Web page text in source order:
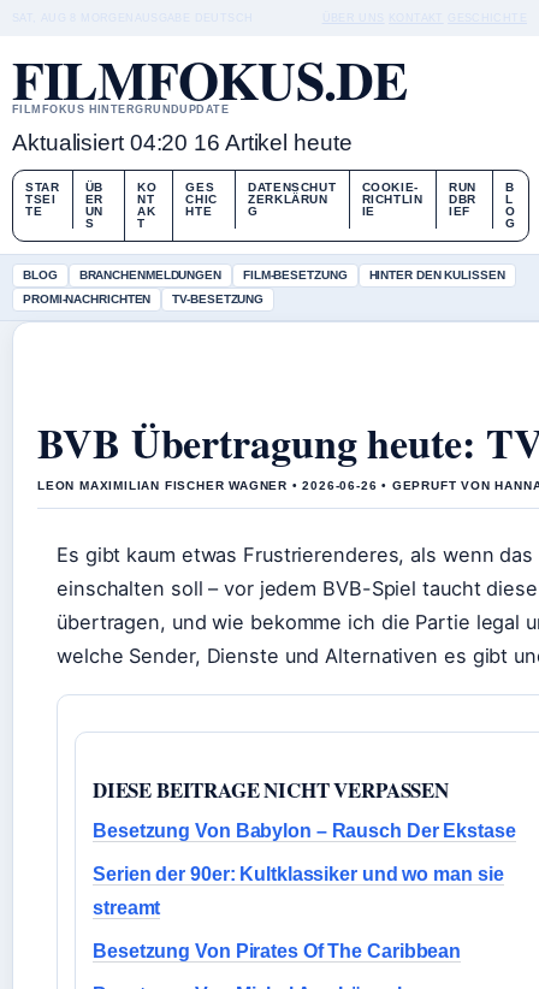
FILMFOKUS.DE
FILMFOKUS HINTERGRUNDUPDATE
Aktualisiert 04:20 16 Artikel heute
STAR
TSEI
TE
ÜB
ER
UN
S
KO
NT
AK
T
GES
CHIC
HTE
DATENSCHUT
ZERKLÄRUN
G
COOKIE-
RICHTLIN
IE
RUN
DBR
IEF
B
L
O
G
BLOG BRANCHENMELDUNGEN FILM-BESETZUNG
HINTER DEN KULISSEN
PROMI-NACHRICHTEN
TV-BESETZUNG
BVB Übertragung heute:
LEON MAXIMILIAN FISCHER WAGNER • 2026-06-26 • GEPRUFT VON
Es gibt kaum etwas Frustrierenderes, als wenn
einschalten soll – vor jedem BVB-Spiel taucht
übertragen, und wie bekomme ich die Partie legal
welche Sender, Dienste und Alternativen es gibt
DIESE BEITRAGE NICHT VERPASSEN
Besetzung Von Babylon – Rausch Der Ekstase
Serien der 90er: Kultklassiker und wo man sie
streamt
Besetzung Von Pirates Of The Caribbean